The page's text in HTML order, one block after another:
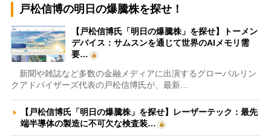
戸松信博の明日の爆騰株を探せ！
【戸松信博氏「明日の爆騰株」を探せ】トーメン
デバイス：サムスンを通じて世界のAIメモリ需
要…
新聞や雑誌など多数の金融メディアに出演するグローバルリン
クアドバイザーズ代表の戸松信博氏が、最新…
【戸松信博氏「明日の爆騰株」を探せ】レーザーテック：最先
端半導体の製造に不可欠な検査装…